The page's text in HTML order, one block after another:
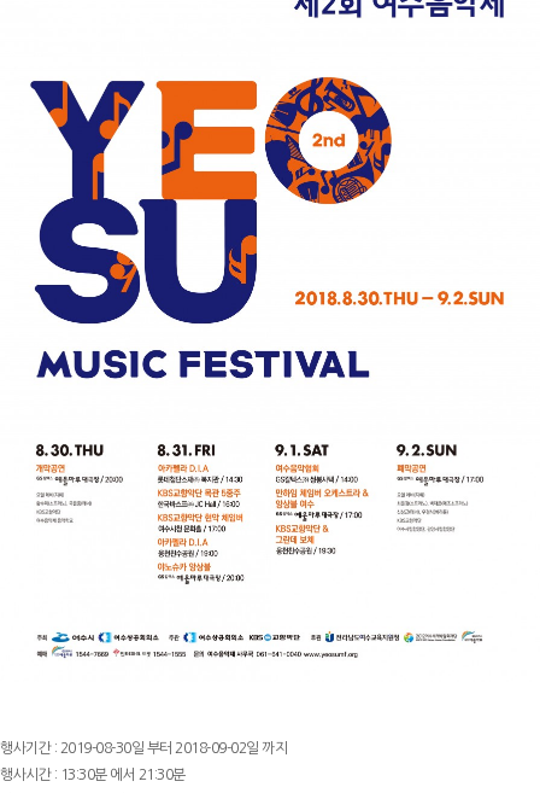
행사기간 : 2019-08-30일 부터 2018-09-02일 까지
행사시간 : 13:30분 에서 21:30분